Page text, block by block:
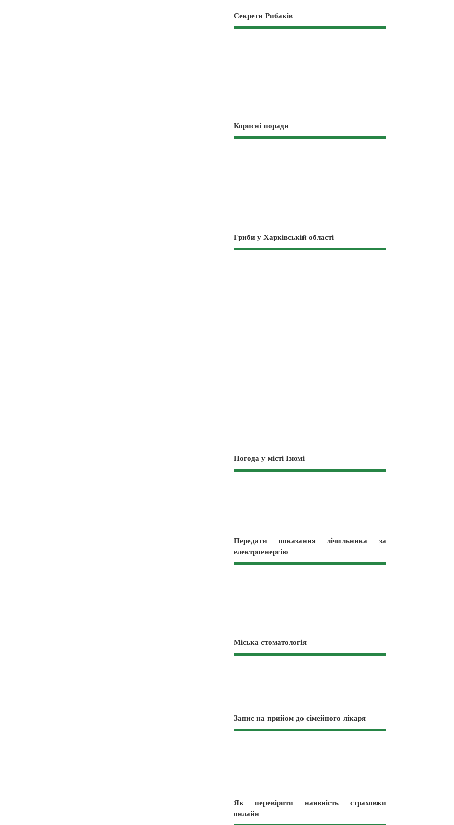
Секрети Рибаків
Корисні поради
Гриби у Харківській області
Погода у місті Ізюмі
Передати показання лічильника за
електроенергію
Міська стоматологія
Запис на прийом до сімейного лікаря
Як перевірити наявність страховки
онлайн